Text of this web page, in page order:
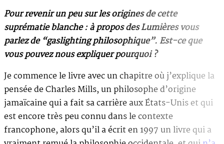
Pour revenir un peu sur les origines de cette
suprématie blanche : à propos des Lumières vous
parlez de “gaslighting philosophique”. Est-ce que
vous pouvez nous expliquer pourquoi ?
Je commence le livre avec un chapitre où j’explique la
pensée de Charles Mills, un philosophe d’origine
jamaïcaine qui a fait sa carrière aux États-Unis et qui
est encore très peu connu dans le contexte
francophone, alors qu’il a écrit en 1997 un livre qui a